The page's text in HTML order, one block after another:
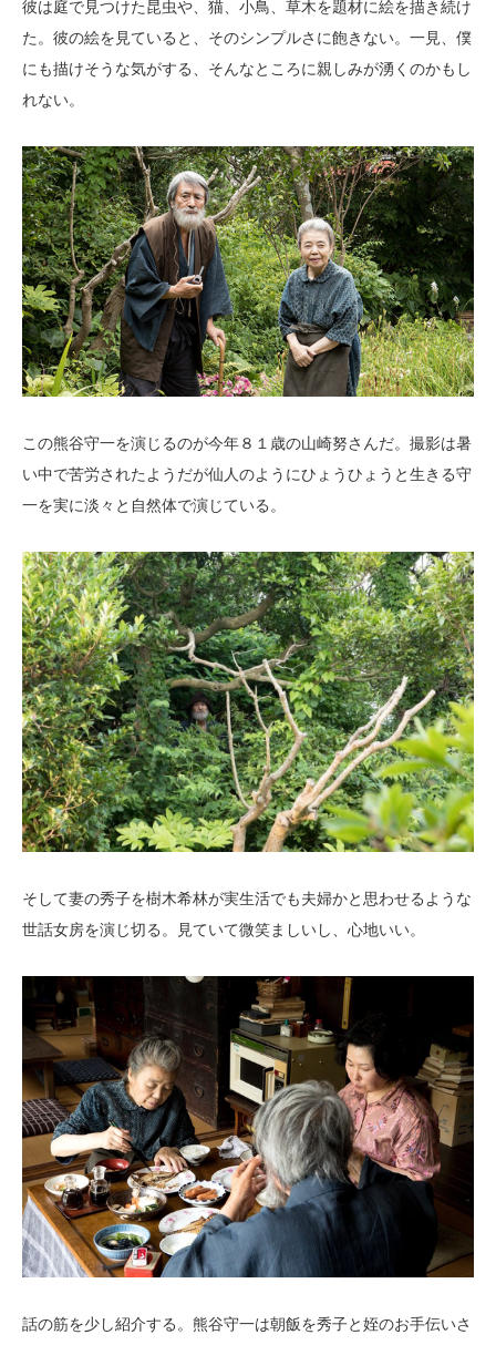
彼は庭で見つけた昆虫や、猫、小鳥、草木を題材に絵を描き続け
た。彼の絵を見ていると、そのシンプルさに飽きない。一見、僕
にも描けそうな気がする、そんなところに親しみが湧くのかもし
れない。
この熊谷守一を演じるのが今年８１歳の山崎努さんだ。撮影は暑
い中で苦労されたようだが仙人のようにひょうひょうと生きる守
一を実に淡々と自然体で演じている。
そして妻の秀子を樹木希林が実生活でも夫婦かと思わせるような
世話女房を演じ切る。見ていて微笑ましいし、心地いい。
話の筋を少し紹介する。熊谷守一は朝飯を秀子と姪のお手伝いさ